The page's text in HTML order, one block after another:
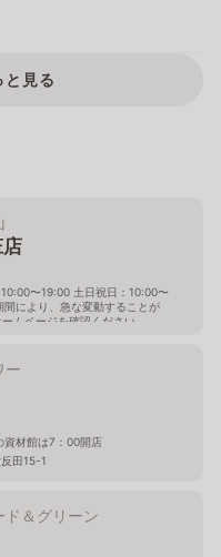
と見る
〜19:00 土日祝日：10:00〜
により、急な変動することが
ムページを確認ください
ー
材館は7：00開店
田15-1
ド＆グリーン